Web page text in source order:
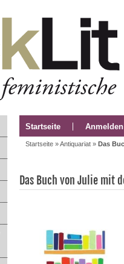
Startseite Anmelden
Startseite »Antiquariat » Das
Das Buch von Julie mit